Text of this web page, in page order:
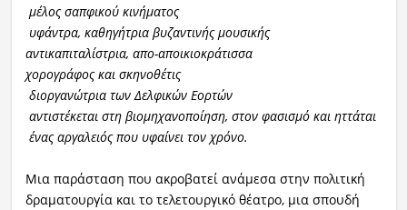
μέλος σαπφικού κινήματος
υφάντρα, καθηγήτρια βυζαντινής μουσικής
αντικαπιταλίστρια, απο-αποικιοκράτισσα
χορογράφος και σκηνοθέτις
διοργανώτρια των Δελφικών Εορτών
αντιστέκεται στη βιομηχανοποίηση, στον φασισμό και ηττάται
ένας αργαλειός που υφαίνει τον χρόνο.
Μια παράσταση που ακροβατεί ανάμεσα στην πολιτική
δραματουργία και το τελετουργικό θέατρο, μια σπουδή